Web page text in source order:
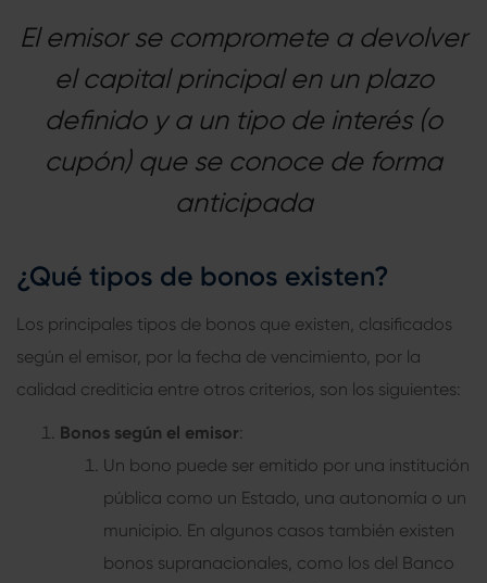
El emisor se compromete a devolver
el capital principal en un plazo
definido y a un tipo de interés (o
cupón) que se conoce de forma
anticipada
¿Qué tipos de bonos existen?
Los principales tipos de bonos que existen, clasificados
según el emisor, por la fecha de vencimiento, por la
calidad crediticia entre otros criterios, son los siguientes:
Bonos según el emisor:
Un bono puede ser emitido por una institución
pública como un Estado, una autonomía o un
municipio. En algunos casos también existen
bonos supranacionales, como los del Banco